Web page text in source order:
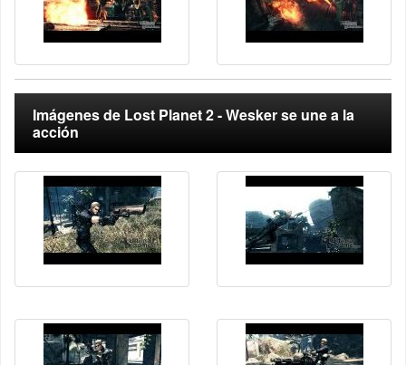
Imágenes de Lost Planet 2 - Wesker se une a la
acción